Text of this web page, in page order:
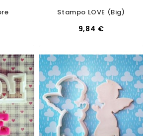
Stampo LOVE (big)
9,84 €